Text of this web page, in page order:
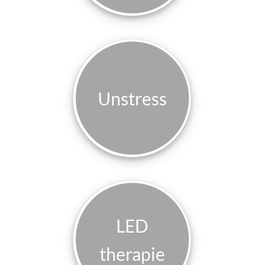
Unstress
LED
therapie